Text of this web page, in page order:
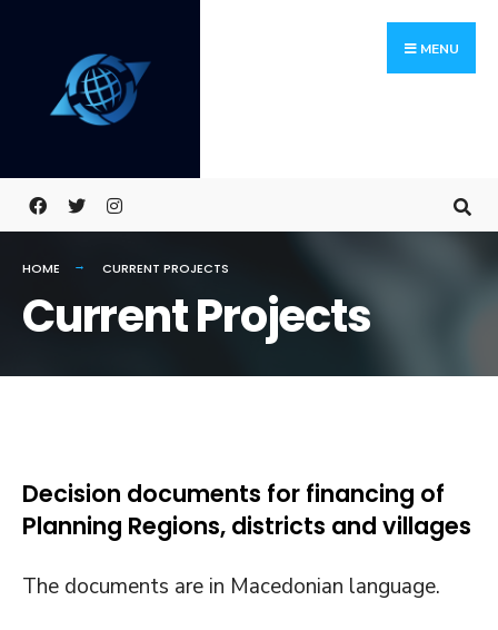
content
MENU
HOME CURRENT PROJECTS
Current Projects
Decision documents for financing of
Planning Regions, districts and villages
The documents are in Macedonian language.